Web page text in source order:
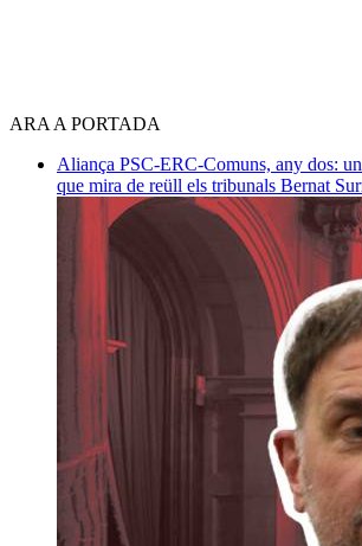
ARA A PORTADA
Aliança PSC-ERC-Comuns, any dos:
que mira de reüll els tribunals Bernat